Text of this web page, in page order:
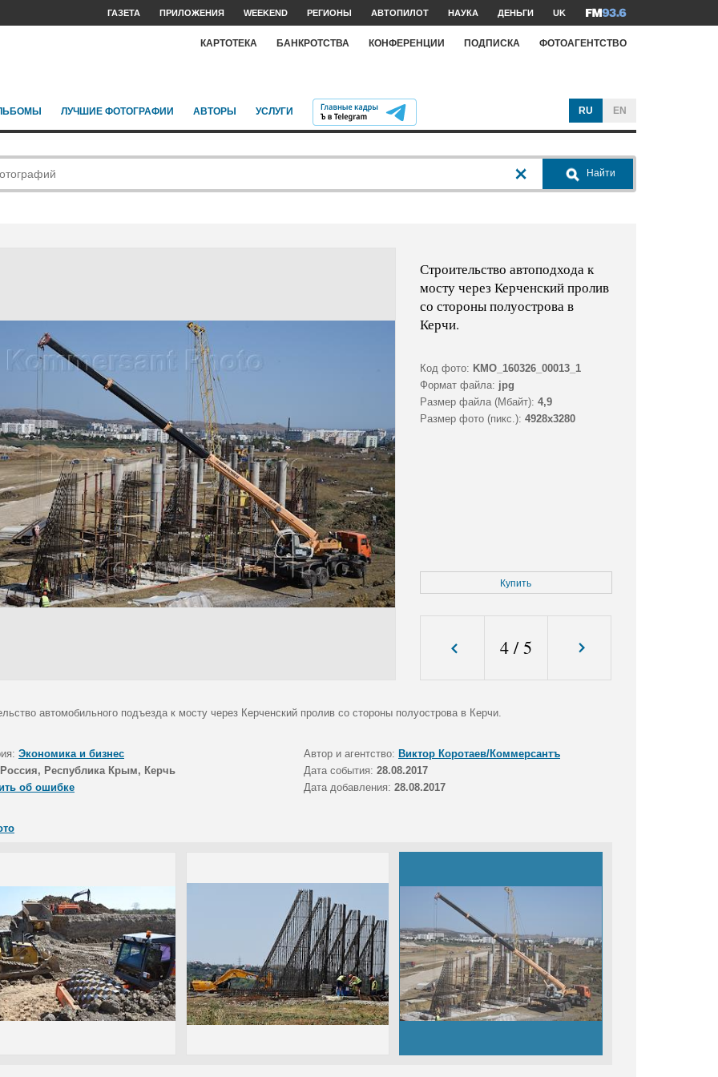
ГАЗЕТА ПРИЛОЖЕНИЯ WEEKEND РЕГИОНЫ АВТОПИЛОТ НАУКА ДЕНЬГИ UK
КАРТОТЕКА БАНКРОТСТВА КОНФЕРЕНЦИИ ПОДПИСКА ФОТОАГЕНТСТВО
ЛУЧШИЕ ФОТОГРАФИИ АВТОРЫ УСЛУГИ RU EN
Найти
Строительство автоподхода к
мосту через Керченский пролив
со стороны полуострова в
Керчи.
Код фото: KMO_160326_00013_1
Формат файла: jpg
Размер файла (Мбайт): 4,9
Размер фото (пикс.): 4928x3280
Купить
4/5
автомобильного подъезда к мосту через Керченский пролив со стороны полуострова в Керчи.
Экономика и бизнес Автор и агентство: Виктор Коротаев/Коммерсантъ
Россия, Республика Крым, Керчь Дата события: 28.08.2017
об ошибке
Дата добавления: 28.08.2017